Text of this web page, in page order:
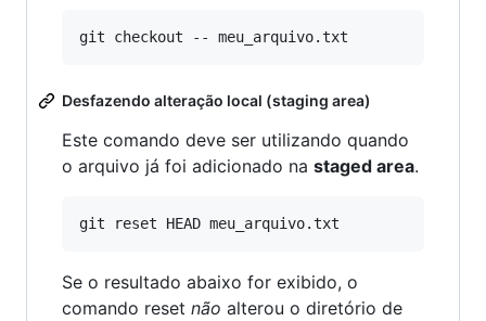
Desfazendo alteração local (staging area)
Este comando deve ser utilizando quando
o arquivo já foi adicionado na staged area.
Se o resultado abaixo for exibido, o
comando reset não alterou o diretório de